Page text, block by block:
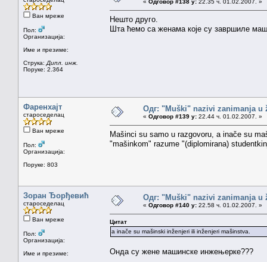
Ван мреже
Пол:
Организација:
Име и презиме:
Струка: Дипл. инж.
Поруке: 2.364
« Одговор #138 у: 22.35 ч. 01.02.2007. »
Нешто друго.
Шта ћемо са женама које су завршиле
Фаренхајт
староседелац
Ван мреже
Пол:
Организација:
Поруке: 803
Одг: "Muški" nazivi zanimanja u
« Одговор #139 у: 22.44 ч. 01.02.2007. »
Mašinci su samo u razgovoru, a inače su
"mašinkom" razume "(diplomirana)
Зоран Ђорђевић
староседелац
Ван мреже
Пол:
Организација:
Име и презиме:
Одг: "Muški" nazivi zanimanja u
« Одговор #140 у: 22.58 ч. 01.02.2007. »
Цитат
a inače su mašinski inženjeri ili inženjeri mašinstva.
Онда су жене машинске инжењерке???